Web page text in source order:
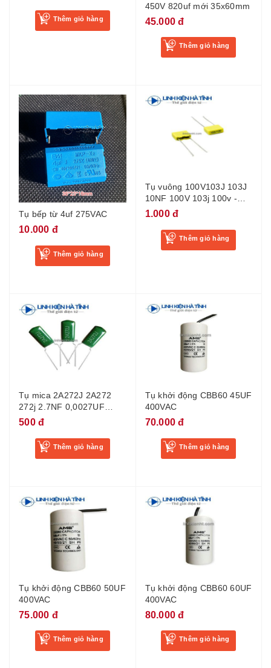
Thêm giỏ hàng
450V 820uf mới 35x60mm
45.000 đ
Thêm giỏ hàng
Tụ bếp từ 4uf 275VAC
10.000 đ
Thêm giỏ hàng
Tụ vuông 100V103J 103J
10NF 100V 103j 100v -
BD3
1.000 đ
Thêm giỏ hàng
Tụ mica 2A272J 2A272
272j 2.7NF 0,0027UF
100V
500 đ
Thêm giỏ hàng
Tụ khởi động CBB60 45UF
400VAC
70.000 đ
Thêm giỏ hàng
Tụ khởi động CBB60 50UF
400VAC
75.000 đ
Thêm giỏ hàng
Tụ khởi động CBB60 60UF
400VAC
80.000 đ
Thêm giỏ hàng